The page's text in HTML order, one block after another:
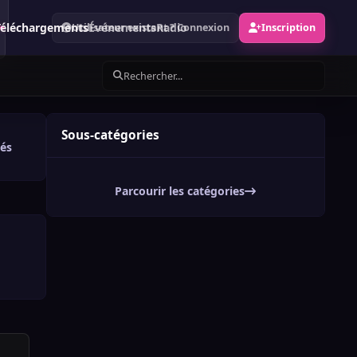
ÉvénementsRadio
Utilisateur existant ? Connexion Inscription
Rechercher...
Sous-catégories
Parcourir les catégories